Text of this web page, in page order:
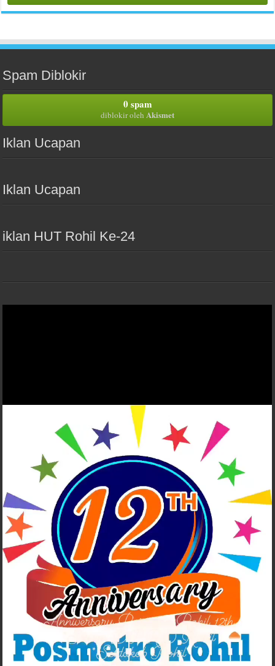
Spam Diblokir
0 spam
diblokir oleh Akismet
Iklan Ucapan
Iklan Ucapan
iklan HUT Rohil Ke-24